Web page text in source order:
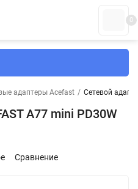
0
адаптеры Acefast / Сетевой
A77 mini PD30W
Сравнение